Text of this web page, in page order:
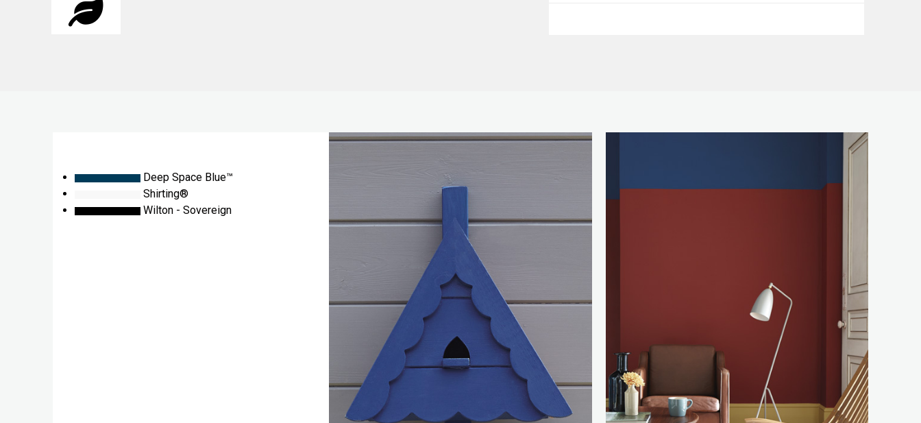
Deep Space Blue™
Shirting®
Wilton - Sovereign